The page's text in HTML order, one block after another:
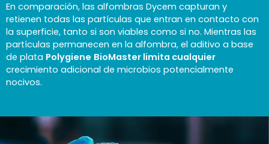
En comparación, las alfombras Dycem capturan y
retienen todas las partículas que entran en contacto con
la superficie, tanto si son viables como si no. Mientras las
partículas permanecen en la alfombra, el aditivo a base
de plata Polygiene BioMaster limita cualquier
crecimiento adicional de microbios potencialmente
nocivos.